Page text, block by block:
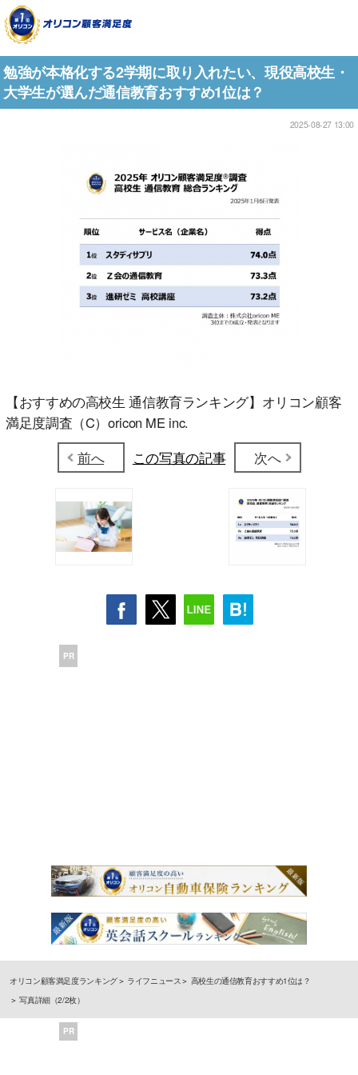
勉強が本格化する2学期に取り入れたい、現役高校生・
大学生が選んだ通信教育おすすめ1位は？
2025-08-27 13:00
【おすすめの高校生 通信教育ランキング】オリコン顧客
満足度調査（C）oricon ME inc.
前へ
この写真の記事 次へ
PR
オリコン顧客満足度ランキング ライフニュース
高校生の通信教育おすすめ1位は？
写真詳細（2/2枚）
PR